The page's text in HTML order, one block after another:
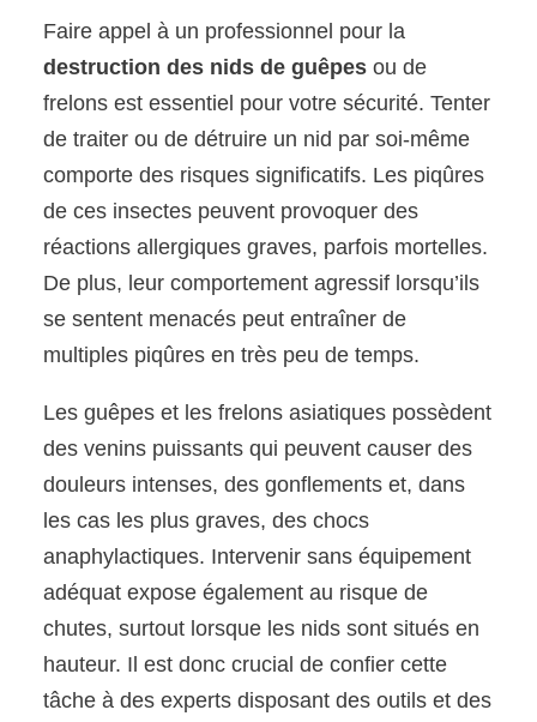
Faire appel à un professionnel pour la
destruction des nids de guêpes ou de
frelons est essentiel pour votre sécurité. Tenter
de traiter ou de détruire un nid par soi-même
comporte des risques significatifs. Les piqûres
de ces insectes peuvent provoquer des
réactions allergiques graves, parfois mortelles.
De plus, leur comportement agressif lorsqu’ils
se sentent menacés peut entraîner de
multiples piqûres en très peu de temps.
Les guêpes et les frelons asiatiques possèdent
des venins puissants qui peuvent causer des
douleurs intenses, des gonflements et, dans
les cas les plus graves, des chocs
anaphylactiques. Intervenir sans équipement
adéquat expose également au risque de
chutes, surtout lorsque les nids sont situés en
hauteur. Il est donc crucial de confier cette
tâche à des experts disposant des outils et des